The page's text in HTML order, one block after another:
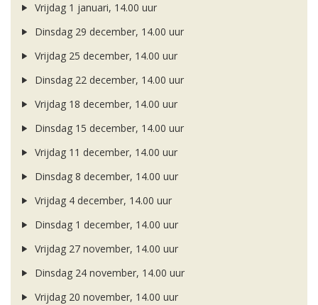
Vrijdag 1 januari, 14.00 uur
Dinsdag 29 december, 14.00 uur
Vrijdag 25 december, 14.00 uur
Dinsdag 22 december, 14.00 uur
Vrijdag 18 december, 14.00 uur
Dinsdag 15 december, 14.00 uur
Vrijdag 11 december, 14.00 uur
Dinsdag 8 december, 14.00 uur
Vrijdag 4 december, 14.00 uur
Dinsdag 1 december, 14.00 uur
Vrijdag 27 november, 14.00 uur
Dinsdag 24 november, 14.00 uur
Vrijdag 20 november, 14.00 uur